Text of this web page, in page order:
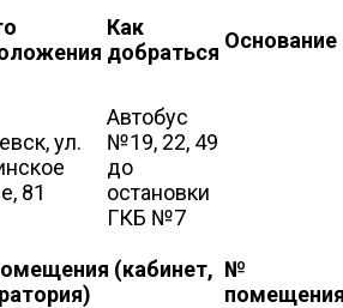
Как
добраться Основание
ул.
81
Автобус
№19, 22, 49
до
остановки
ГКБ №7
(кабинет, №